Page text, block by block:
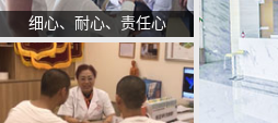
细心、耐心、责任心